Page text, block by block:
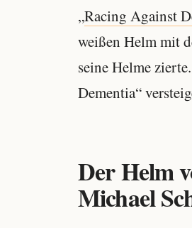
„Racing Against
weißen Helm mit
seine Helme
Dementia“
Der Helm
Michael